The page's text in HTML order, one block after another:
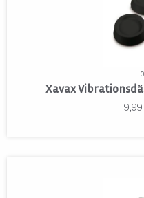
Xavax
9,99